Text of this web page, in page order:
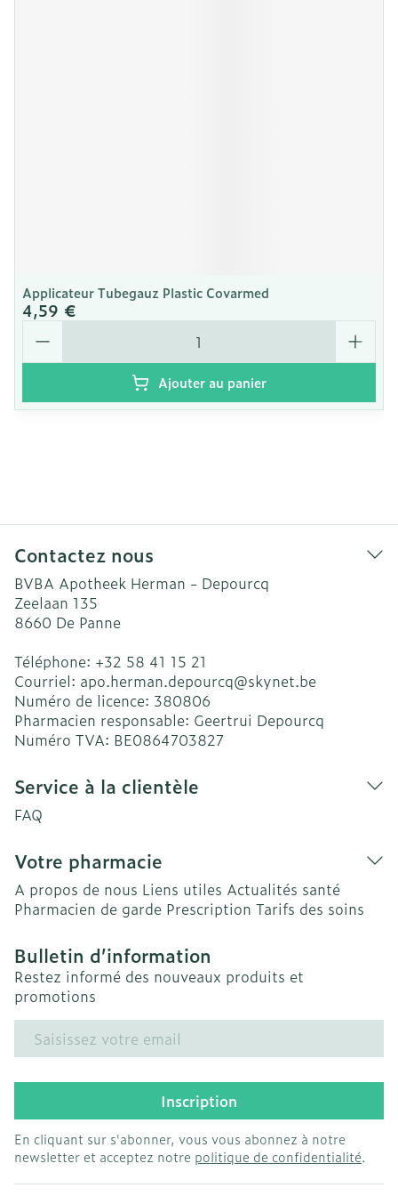
Applicateur Tubegauz Plastic Covarmed
4,59 €
Quantité
Ajouter au panier
Contactez nous
BVBA Apotheek Herman - Depourcq
Zeelaan 135
8660 De Panne
Téléphone: +32 58 41 15 21
Courriel: apo.herman.depourcq@skynet.be
Numéro de licence: 380806
Pharmacien responsable: Geertrui Depourcq
Numéro TVA: BE0864703827
Service à la clientèle
FAQ
Votre pharmacie
A propos de nous Liens utiles Actualités santé
Pharmacien de garde Prescription Tarifs des soins
Bulletin d’information
Restez informé des nouveaux produits et
promotions
Adresse mail
Inscription
En cliquant sur s'abonner, vous vous abonnez à notre
newsletter et acceptez notre politique de confidentialité.